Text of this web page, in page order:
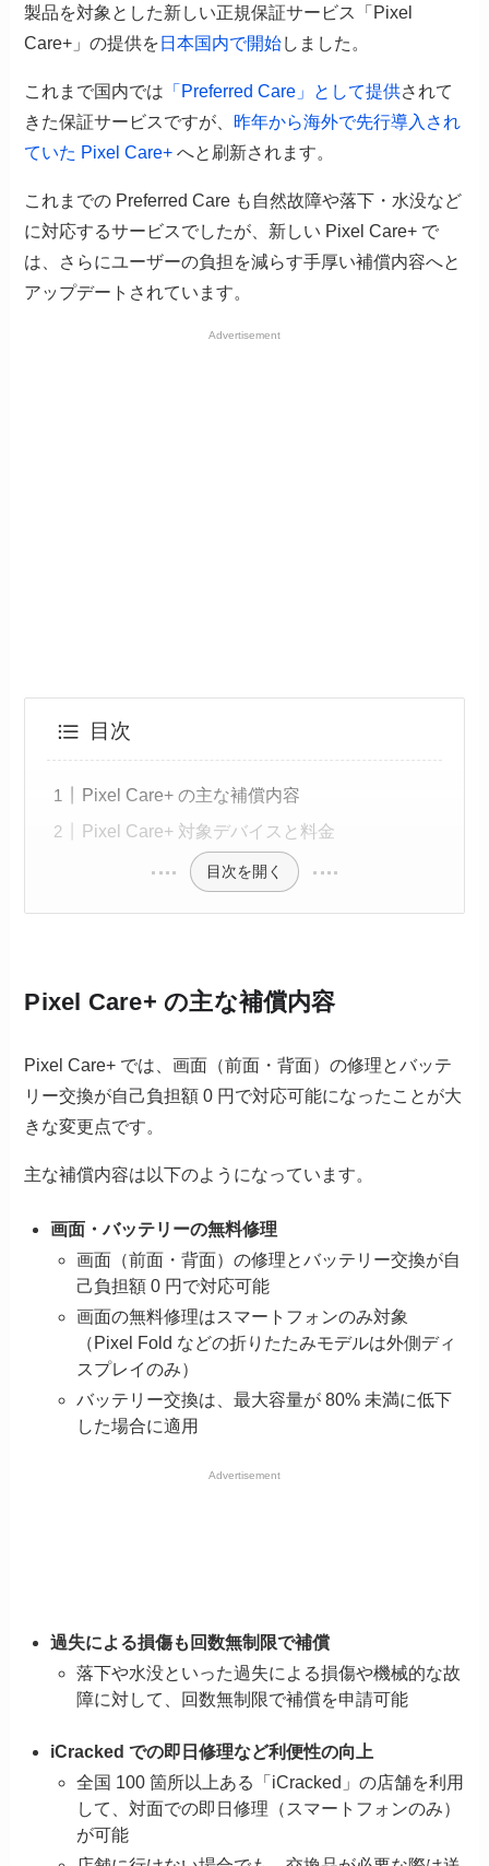
製品を対象とした新しい正規保証サービス「Pixel
Care+」の提供を 日本国内で開始しました。
これまで国内では 「Preferred Care」として提供されて
きた保証サービスですが、 昨年から海外で先行導入され
ていた Pixel Care+へと刷新されます。
これまでの Preferred Care も自然故障や落下・水没など
に対応するサービスでしたが、新しい Pixel Care+ で
は、さらにユーザーの負担を減らす手厚い補償内容へと
アップデートされています。
Advertisement
目次
Pixel Care+ の主な補償内容
Pixel Care+ 対象デバイスと料金
目次を開く
Pixel Care+ の主な補償内容
Pixel Care+ では、画面（前面・背面）の修理とバッテ
リー交換が自己負担額 0 円で対応可能になったことが大
きな変更点です。
主な補償内容は以下のようになっています。
画面・バッテリーの無料修理
画面（前面・背面）の修理とバッテリー交換が自
己負担額 0 円で対応可能
画面の無料修理はスマートフォンのみ対象
（Pixel Fold などの折りたたみモデルは外側ディ
スプレイのみ）
バッテリー交換は、最大容量が 80% 未満に低下
した場合に適用
Advertisement
過失による損傷も回数無制限で補償
落下や水没といった過失による損傷や機械的な故
障に対して、回数無制限で補償を申請可能
iCracked での即日修理など利便性の向上
全国 100 箇所以上ある「iCracked」の店舗を利用
して、対面での即日修理（スマートフォンのみ）
が可能